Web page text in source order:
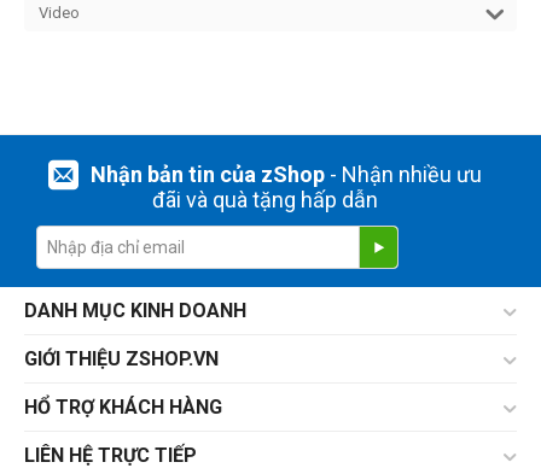
Video
Nhận bản tin của zShop- Nhận nhiều ưu
đãi và quà tặng hấp dẫn
DANH MỤC KINH DOANH
GIỚI THIỆU ZSHOP.VN
HỔ TRỢ KHÁCH HÀNG
LIÊN HỆ TRỰC TIẾP